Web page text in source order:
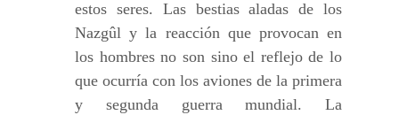
estos seres. Las bestias aladas de los
Nazgûl y la reacción que provocan en
los hombres no son sino el reflejo de lo
que ocurría con los aviones de la primera
y segunda guerra mundial. La